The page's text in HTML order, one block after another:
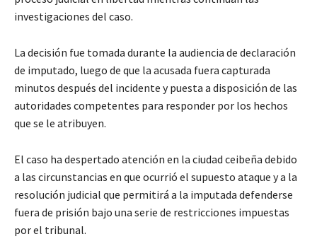
investigaciones del caso.
La decisión fue tomada durante la audiencia de declaración
de imputado, luego de que la acusada fuera capturada
minutos después del incidente y puesta a disposición de las
autoridades competentes para responder por los hechos
que se le atribuyen.
El caso ha despertado atención en la ciudad ceibeña debido
a las circunstancias en que ocurrió el supuesto ataque y a la
resolución judicial que permitirá a la imputada defenderse
fuera de prisión bajo una serie de restricciones impuestas
por el tribunal.